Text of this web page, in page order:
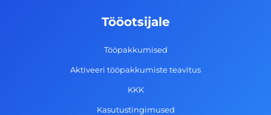
-
g
r
a
m
d
i
n
Tööotsijale
Tööpakkumised
Aktiveeri tööpakkumiste teavitus
KKK
Kasutustingimused